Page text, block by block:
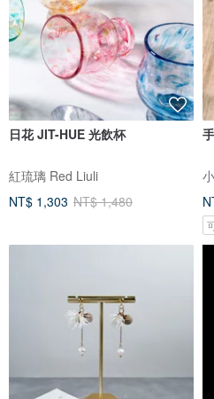
日花 JIT-HUE 光飲杯
紅琉璃 Red Liuli
NT$ 1,303 NT$ 1,480